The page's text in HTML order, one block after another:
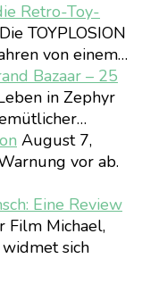
Retro-Toy-
Die TOYPLOSION
von einem…
Bazaar – 25
in Zephyr
August 7,
vor ab.
Eine Review
Film Michael,
sich